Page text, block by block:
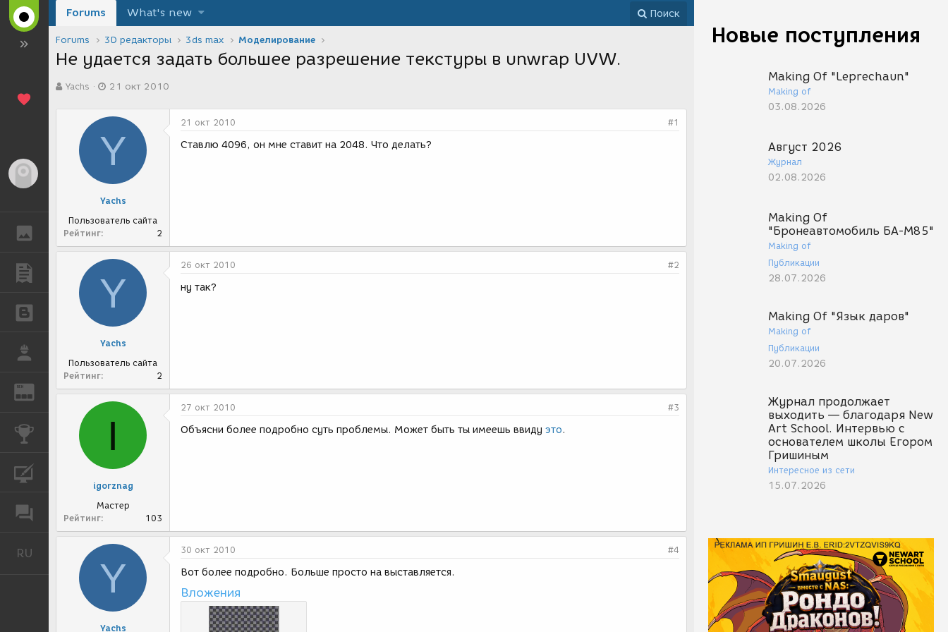
ГАЛЕРЕЯ
ПУБЛИКАЦИИ
БЛОГИ
REN ЖУРНАЛ
КОНКУРСЫ
ФОРУМ
RU Русский
Новые поступления
Making Of "Leprechaun"
Making of
03.08.2026
Август 2026
Журнал
02.08.2026
Making Of
"Бронеавтомобиль БА-М85"
Making of
Публикации
28.07.2026
Making Of "Язык даров"
Making of
Публикации
20.07.2026
Журнал продолжает
выходить — благодаря New
Art School. Интервью с
основателем школы Егором
Гришиным
Интересное из сети
15.07.2026
Forums What's new Поиск
Forums 3D редакторы 3ds max Моделирование
Не удается задать большее разрешение текстуры в unwrap UVW.
в
Yachs
а
а
о
з
д
и
я
21 окт 2010
Y
Yachs
Пользователь сайта
Рейтинг
2
21 окт 2010 #1
Ставлю 4096, он мне ставит на 2048. Что делать?
Y
Yachs
Пользователь сайта
Рейтинг
2
26 окт 2010 #2
ну так?
I
igorznag
Мастер
Рейтинг
103
27 окт 2010 #3
Объясни более подробно суть проблемы. Может быть ты имеешь ввиду это.
Y
Yachs
30 окт 2010 #4
Вот более подробно. Больше просто на выставляется.
Вложения